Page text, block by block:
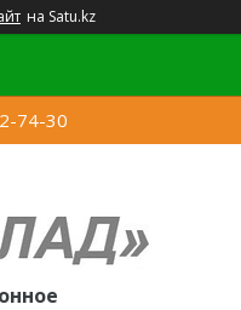
на Satu.kz
74-30